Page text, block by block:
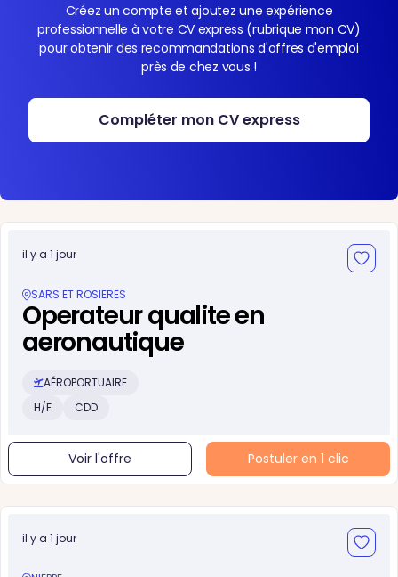
Créez un compte et ajoutez une expérience
professionnelle à votre CV express (rubrique mon CV)
pour obtenir des recommandations d'offres d'emploi
près de chez vous !
Compléter mon CV express
il y a 1 jour
SARS ET ROSIERES
Operateur qualite en
aeronautique
AÉROPORTUAIRE
H/F
CDD
Voir l'offre Postuler en 1 clic
il y a 1 jour